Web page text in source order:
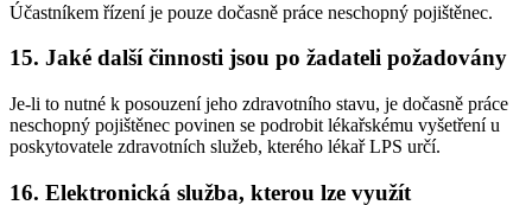
Účastníkem řízení je pouze dočasně práce neschopný pojištěnec.
15. Jaké další činnosti jsou po žadateli požadovány
Je-li to nutné k posouzení jeho zdravotního stavu, je dočasně práce
neschopný pojištěnec povinen se podrobit lékařskému vyšetření u
poskytovatele zdravotních služeb, kterého lékař LPS určí.
16. Elektronická služba, kterou lze využít